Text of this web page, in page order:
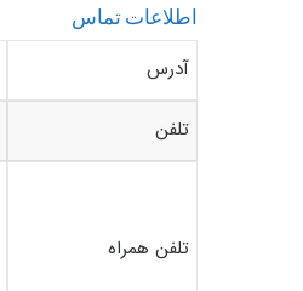
اطلاعات تماس
آدرس
تلفن
تلفن همراه